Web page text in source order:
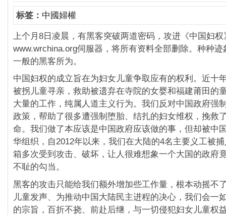
标签： 中國婦權
上个月8日凌晨，有黑客突破两道密码，攻进《中国妇
www.wrchina.org伺服器，将所有资料全部删除。种种
一般的黑客所为。
中国妇权的成立旨在为妇女儿童争取应有的权利。近十
被拐儿童寻亲，救助被遗弃在寺院的女婴和福建莆田的
大量的工作，纯属人道主义行为。我们反对中国政府强
政策，帮助了很多遭强制堕胎、结扎的妇女维权，挽救
命。我们做了本应该是中国政府应该做的事，但却被中
华组织，自2012年以来，我们在大陆的4名主要义工被
箱多次受到攻击、破坏，让人很难想象一个大国的政府
不耻的勾当。
黑客的攻击只能给我们额外增加些工作量，根本动摇不
儿童发声、为推动中国大陆民主进程的决心，我们会一
的宗旨，百折不挠、前赴后继，与一切侵犯妇女儿童权